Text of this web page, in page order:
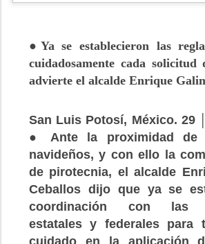
●Ya se establecieron las
cuidadosamente cada solicitud
advierte el alcalde Enrique
San Luis Potosí, México. 29 │
● Ante la proximidad de
navideños, y con ello la
de pirotecnia, el alcalde
Ceballos dijo que ya se
coordinación con las
estatales y federales para
cuidado en la aplicación